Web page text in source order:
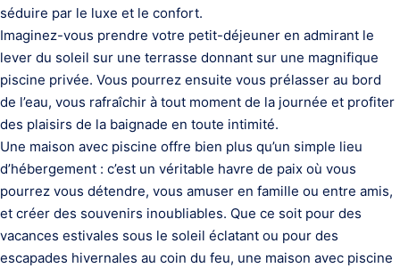
séduire par le luxe et le confort.
Imaginez-vous prendre votre petit-déjeuner en admirant le
lever du soleil sur une terrasse donnant sur une magnifique
piscine privée. Vous pourrez ensuite vous prélasser au bord
de l’eau, vous rafraîchir à tout moment de la journée et profiter
des plaisirs de la baignade en toute intimité.
Une maison avec piscine offre bien plus qu’un simple lieu
d’hébergement : c’est un véritable havre de paix où vous
pourrez vous détendre, vous amuser en famille ou entre amis,
et créer des souvenirs inoubliables. Que ce soit pour des
vacances estivales sous le soleil éclatant ou pour des
escapades hivernales au coin du feu, une maison avec piscine